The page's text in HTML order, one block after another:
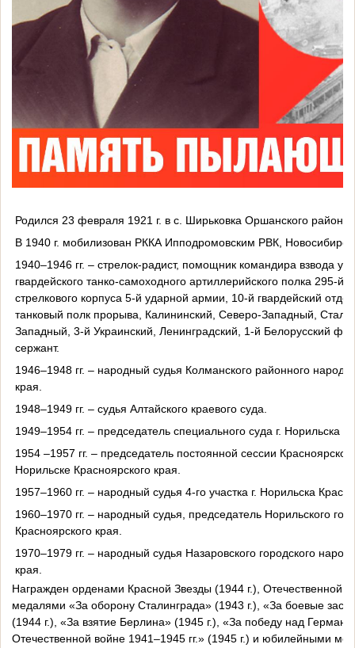
Родился 23 февраля 1921 г. в с. Ширьковка Оршанского района
В 1940 г. мобилизован РККА Ипподромовским РВК,
1940–1946 гг. – стрелок-радист, помощник командира взвода
гвардейского танко-самоходного артиллерийского полка 295-й
стрелкового корпуса 5-й ударной армии, 10-й гвардейский
танковый полк прорыва, Калининский, Северо-Западный,
Западный, 3-й Украинский, Ленинградский, 1-й Белорусский
сержант.
1946–1948 гг. – народный судья Колманского районного
края.
1948–1949 гг. – судья Алтайского краевого суда.
1949–1954 гг. – председатель специального суда г. Норильска
1954 –1957 гг. – председатель постоянной сессии
Норильске Красноярского края.
1957–1960 гг. – народный судья 4-го участка г. Норильска
1960–1970 гг. – народный судья, председатель Норильского
Красноярского края.
1970–1979 гг. – народный судья Назаровского городского
края.
Награжден орденами Красной Звезды (1944 г.), Отечественной
медалями «За оборону Сталинграда» (1943 г.), «За боевые
(1944 г.), «За взятие Берлина» (1945 г.), «За победу над
Отечественной войне 1941–1945 гг.» (1945 г.) и юбилейными